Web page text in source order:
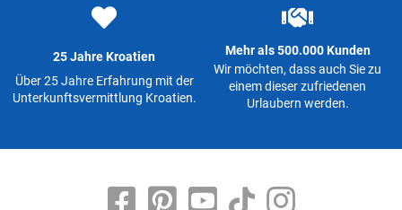
25 Jahre Kroatien
Über 25 Jahre Erfahrung mit der
Unterkunftsvermittlung Kroatien.
Mehr als 500.000 Kunden
Wir möchten, dass auch Sie zu
einem dieser zufriedenen
Urlaubern werden.